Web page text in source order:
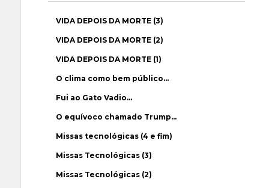
VIDA DEPOIS DA MORTE (3)
VIDA DEPOIS DA MORTE (2)
VIDA DEPOIS DA MORTE (1)
O clima como bem público…
Fui ao Gato Vadio…
O equívoco chamado Trump…
Missas tecnológicas (4 e fim)
Missas Tecnológicas (3)
Missas Tecnológicas (2)